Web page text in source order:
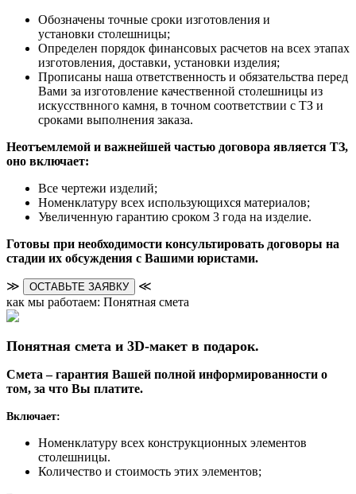
Обозначены точные сроки изготовления и
установки столешницы;
Определен порядок финансовых расчетов на всех этапах
изготовления, доставки, установки изделия;
Прописаны наша ответственность и обязательства перед
Вами за изготовление качественной столешницы из
искусствнного камня, в точном соответствии с ТЗ и
сроками выполнения заказа.
Неотъемлемой и важнейшей частью договора является ТЗ,
оно включает:
Все чертежи изделий;
Номенклатуру всех использующихся материалов;
Увеличенную гарантию сроком 3 года на изделие.
Готовы при необходимости консультировать договоры на
стадии их обсуждения с Вашими юристами.
≫ ОСТАВЬТЕ ЗАЯВКУ
≪
как мы работаем: Понятная смета
Понятная смета и 3D-макет в подарок.
Смета – гарантия Вашей полной информированности о
том, за что Вы платите.
Включает:
Номенклатуру всех конструкционных элементов
столешницы.
Количество и стоимость этих элементов;